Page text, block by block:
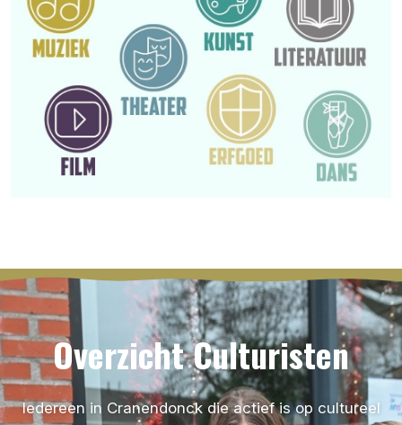
Overzicht Culturisten
Iedereen in Cranendonck die actief is op cultureel